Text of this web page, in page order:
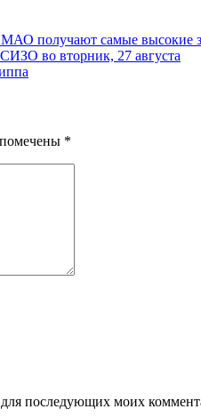
получают самые высокие
во вторник, 27 августа
*
для последующих моих